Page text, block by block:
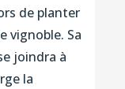
de planter
vignoble. Sa
joindra à
la